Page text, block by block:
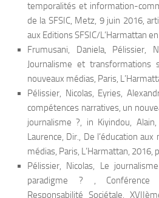
temporalités et information-
de la SFSIC, Metz, 9 juin 2016,
aux Editions SFSIC/L’Harmattan
Frumusani, Daniela, Pélissier,
Journalisme et transformations
nouveaux médias, Paris,
Pélissier, Nicolas, Eyries,
compétences narratives, un
journalisme ?, in Kiyindou,
Laurence, Dir., De l’éducation
médias, Paris, L’Harmattan, 2016,
Pélissier, Nicolas, Le
paradigme ? ,
Responsabilité Sociétale,